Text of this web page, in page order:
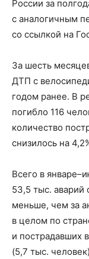
России за
с аналогичным
со ссылкой на
За шесть
ДТП с
годом ранее. В
погибло 116
количество
снизилось на
Всего в
53,5 тыс. аварий
меньше, чем за
в целом по
и пострадавших
(5,7 тыс.